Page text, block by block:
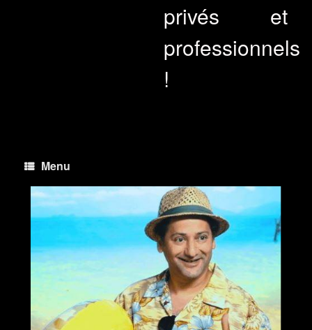
privés et
professionnels
!
Menu